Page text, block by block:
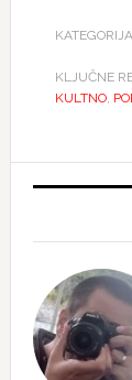
KLJUČNE
KULTNO,
Primary